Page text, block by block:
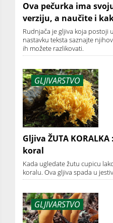
Ova pečurka ima svoju
verziju, a naučite i
Rudnjača je gljiva koja postoji
nastavku teksta saznajte
ih možete razlikovati.
GLJIVARSTVO
Gljiva ŽUTA
koral
Kada ugledate žutu cupicu
koralu. Ova gljiva spada u
GLJIVARSTVO